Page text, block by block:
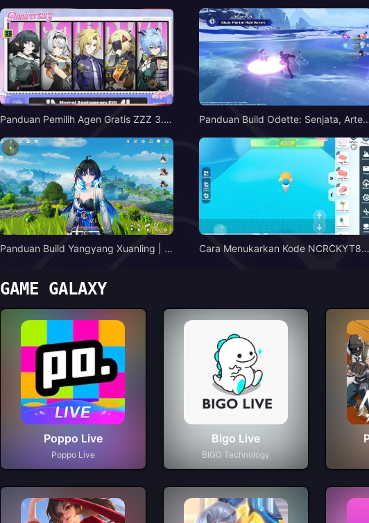
Panduan Pemilih Agen Gratis ZZZ 3.1
Panduan Build Odette: Senjata,
Panduan Build Yangyang Xuanling | A
Cara Menukarkan Kode NCRCKYT8EF
GAME GALAXY
Poppo Live
Poppo Live
Bigo Live
BIGO Technology